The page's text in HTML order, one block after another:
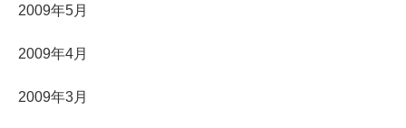
2009年5月
2009年4月
2009年3月